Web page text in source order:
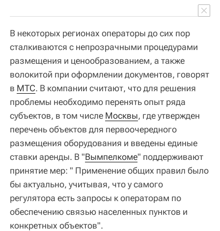
В некоторых регионах операторы до сих пор
сталкиваются с непрозрачными процедурами
размещения и ценообразованием, а также
волокитой при оформлении документов, говорят
в МТС. В компании считают, что для решения
проблемы необходимо перенять опыт ряда
субъектов, в том числе Москвы, где утвержден
перечень объектов для первоочередного
размещения оборудования и введены единые
ставки аренды. В "Вымпелкоме" поддерживают
принятие мер: " Применение общих правил было
бы актуально, учитывая, что у самого
регулятора есть запросы к операторам по
обеспечению связью населенных пунктов и
конкретных объектов".